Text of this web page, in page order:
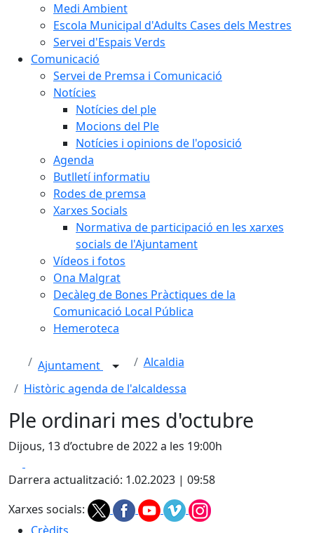
Medi Ambient
Escola Municipal d'Adults Cases dels Mestres
Servei d'Espais Verds
Comunicació
Servei de Premsa i Comunicació
Notícies
Notícies del ple
Mocions del Ple
Notícies i opinions de l'oposició
Agenda
Butlletí informatiu
Rodes de premsa
Xarxes Socials
Normativa de participació en les xarxes
socials de l'Ajuntament
Vídeos i fotos
Ona Malgrat
Decàleg de Bones Pràctiques de la
Comunicació Local Pública
Hemeroteca
Ajuntament
Alcaldia
Històric agenda de l'alcaldessa
Ple ordinari mes d'octubre
Dijous, 13 d’octubre de 2022 a les 19:00h
Darrera actualització: 1.02.2023 | 09:58
Xarxes socials: